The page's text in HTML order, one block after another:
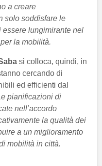
a creare
solo soddisfare le
essere lungimirante nel
la mobilità.
si colloca, quindi, in
cercando di
ed efficienti dal
pianificazioni di
nell’accordo
la qualità dei
a un miglioramento
mobilità in città.